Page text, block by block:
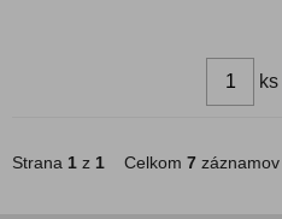
ks
Strana 1 z 1 Celkom 7 záznamov